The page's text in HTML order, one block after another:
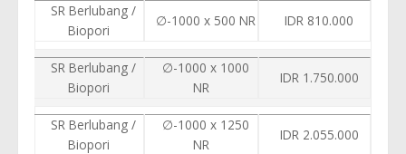
SR Berlubang /
Biopori
∅-1000 x 500 NR IDR 810.000
SR Berlubang /
Biopori
∅-1000 x 1000
NR
IDR 1.750.000
SR Berlubang /
Biopori
∅-1000 x 1250
NR
IDR 2.055.000